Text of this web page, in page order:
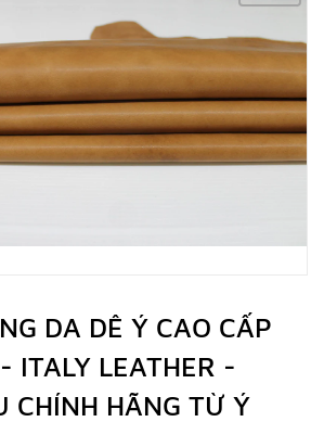
DA DÊ Ý CAO CẤP
ITALY LEATHER -
CHÍNH HÃNG TỪ Ý